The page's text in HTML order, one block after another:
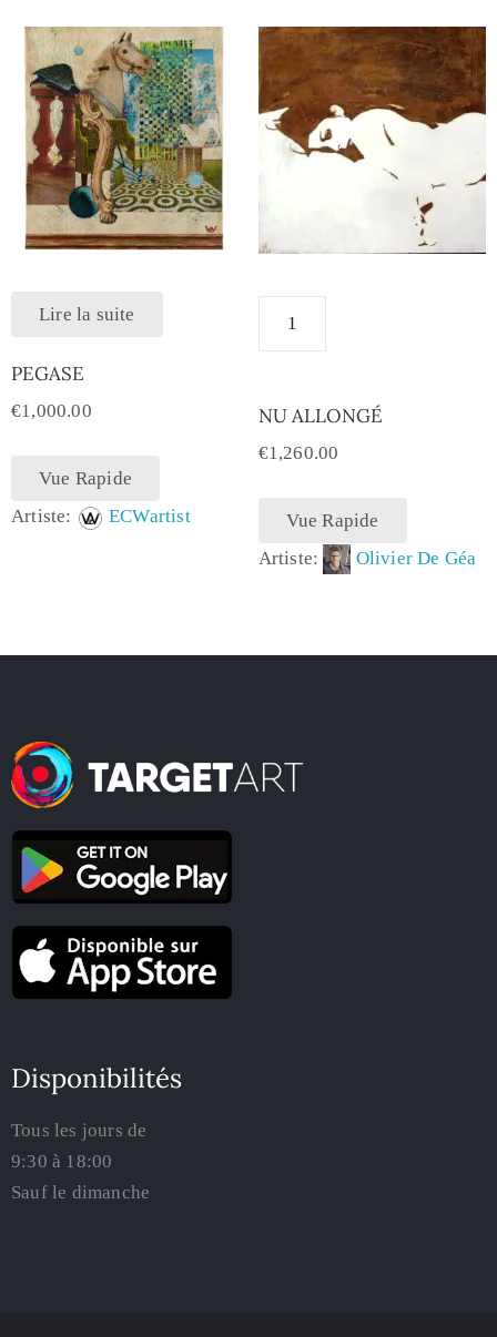
Lire la suite
PEGASE
€1,000.00
Vue Rapide
Artiste:
ECWartist
NU ALLONGÉ
€1,260.00
Vue Rapide
Artiste:
Olivier De Géa
Disponibilités
Tous les jours de
9:30 à 18:00
Sauf le dimanche